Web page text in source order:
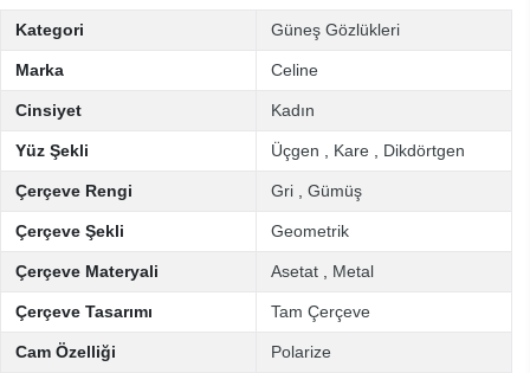
Kategori Güneş Gözlükleri
Marka Celine
Cinsiyet Kadın
Yüz Şekli Üçgen Kare Dikdörtgen
Çerçeve Rengi Gri Gümüş
Çerçeve Şekli Geometrik
Çerçeve Materyali Asetat Metal
Çerçeve Tasarımı Tam Çerçeve
Cam Özelliği Polarize